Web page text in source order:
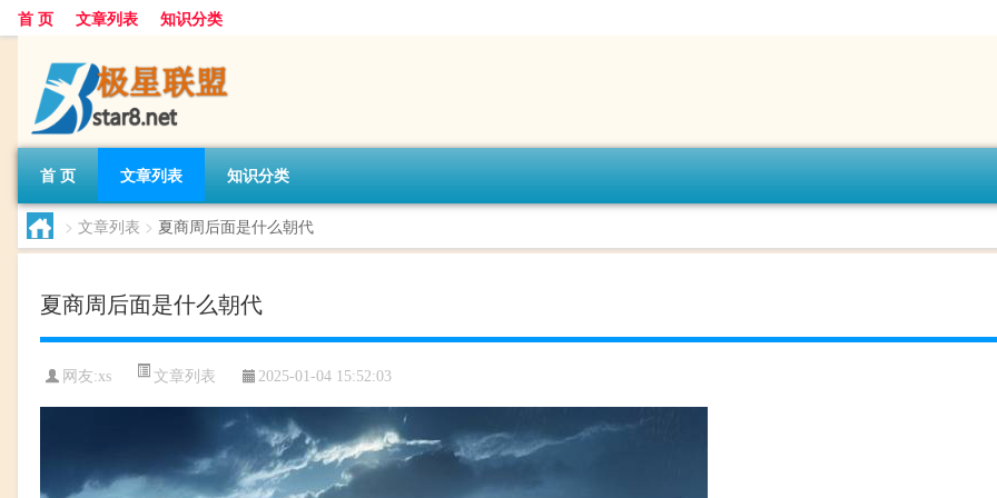
首 页 文章列表 知识分类
首 页 文章列表 知识分类
> 文章列表 > 夏商周后面是什么朝代
夏商周后面是什么朝代
网友:xs 文章列表 2025-01-04 15:52:03